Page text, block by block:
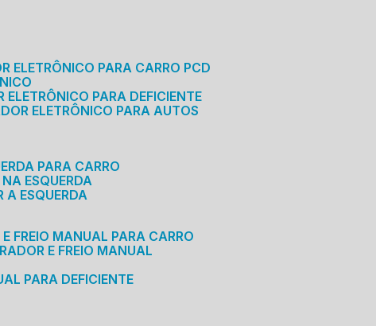
ELETRÔNICO PARA CARRO PCD
ELETRÔNICO PARA DEFICIENTE
ELETRÔNICO PARA AUTOS
PARA CARRO
NA ESQUERDA
A ESQUERDA
E FREIO MANUAL PARA CARRO
E FREIO MANUAL
PARA DEFICIENTE